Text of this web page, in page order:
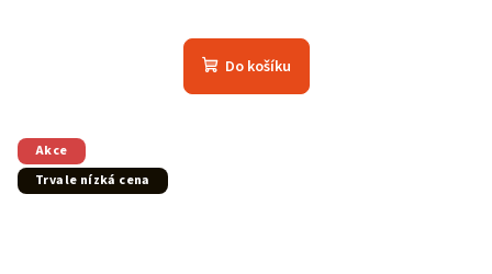
hodnocení
produktu
Do košíku
Akce
Trvale nízká cena